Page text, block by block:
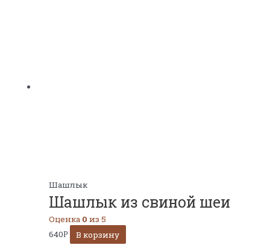
Шашлык
Шашлык из свиной шеи
Оценка 0 из 5
640Р В корзину